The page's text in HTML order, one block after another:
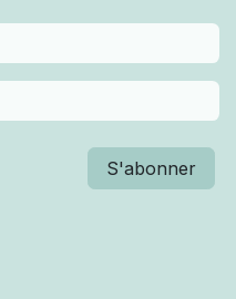
S'abonner